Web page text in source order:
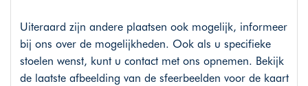
Uiteraard zijn andere plaatsen ook mogelijk, informeer
bij ons over de mogelijkheden. Ook als u specifieke
stoelen wenst, kunt u contact met ons opnemen. Bekijk
de laatste afbeelding van de sfeerbeelden voor de kaart